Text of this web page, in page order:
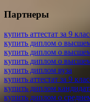
Партнеры
купить аттестат за 9
купить диплом о
купить диплом о
купить диплом о
купить диплом вуза
купить аттестат за 9
купить диплом
купить диплом о